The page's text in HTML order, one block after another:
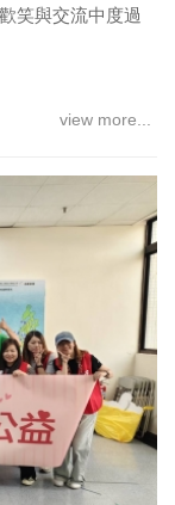
笑與交流中度過
view more...